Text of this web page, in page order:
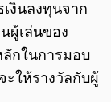
งินลงทุนจาก
ผู้เล่นของ
ลักในการมอบ
ให้รางวัลกับผู้